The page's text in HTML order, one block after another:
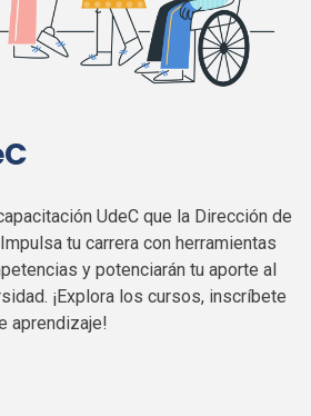
UdeC que la Dirección de
tu carrera con herramientas
y potenciarán tu aporte al
¡Explora los cursos, inscríbete
aprendizaje!